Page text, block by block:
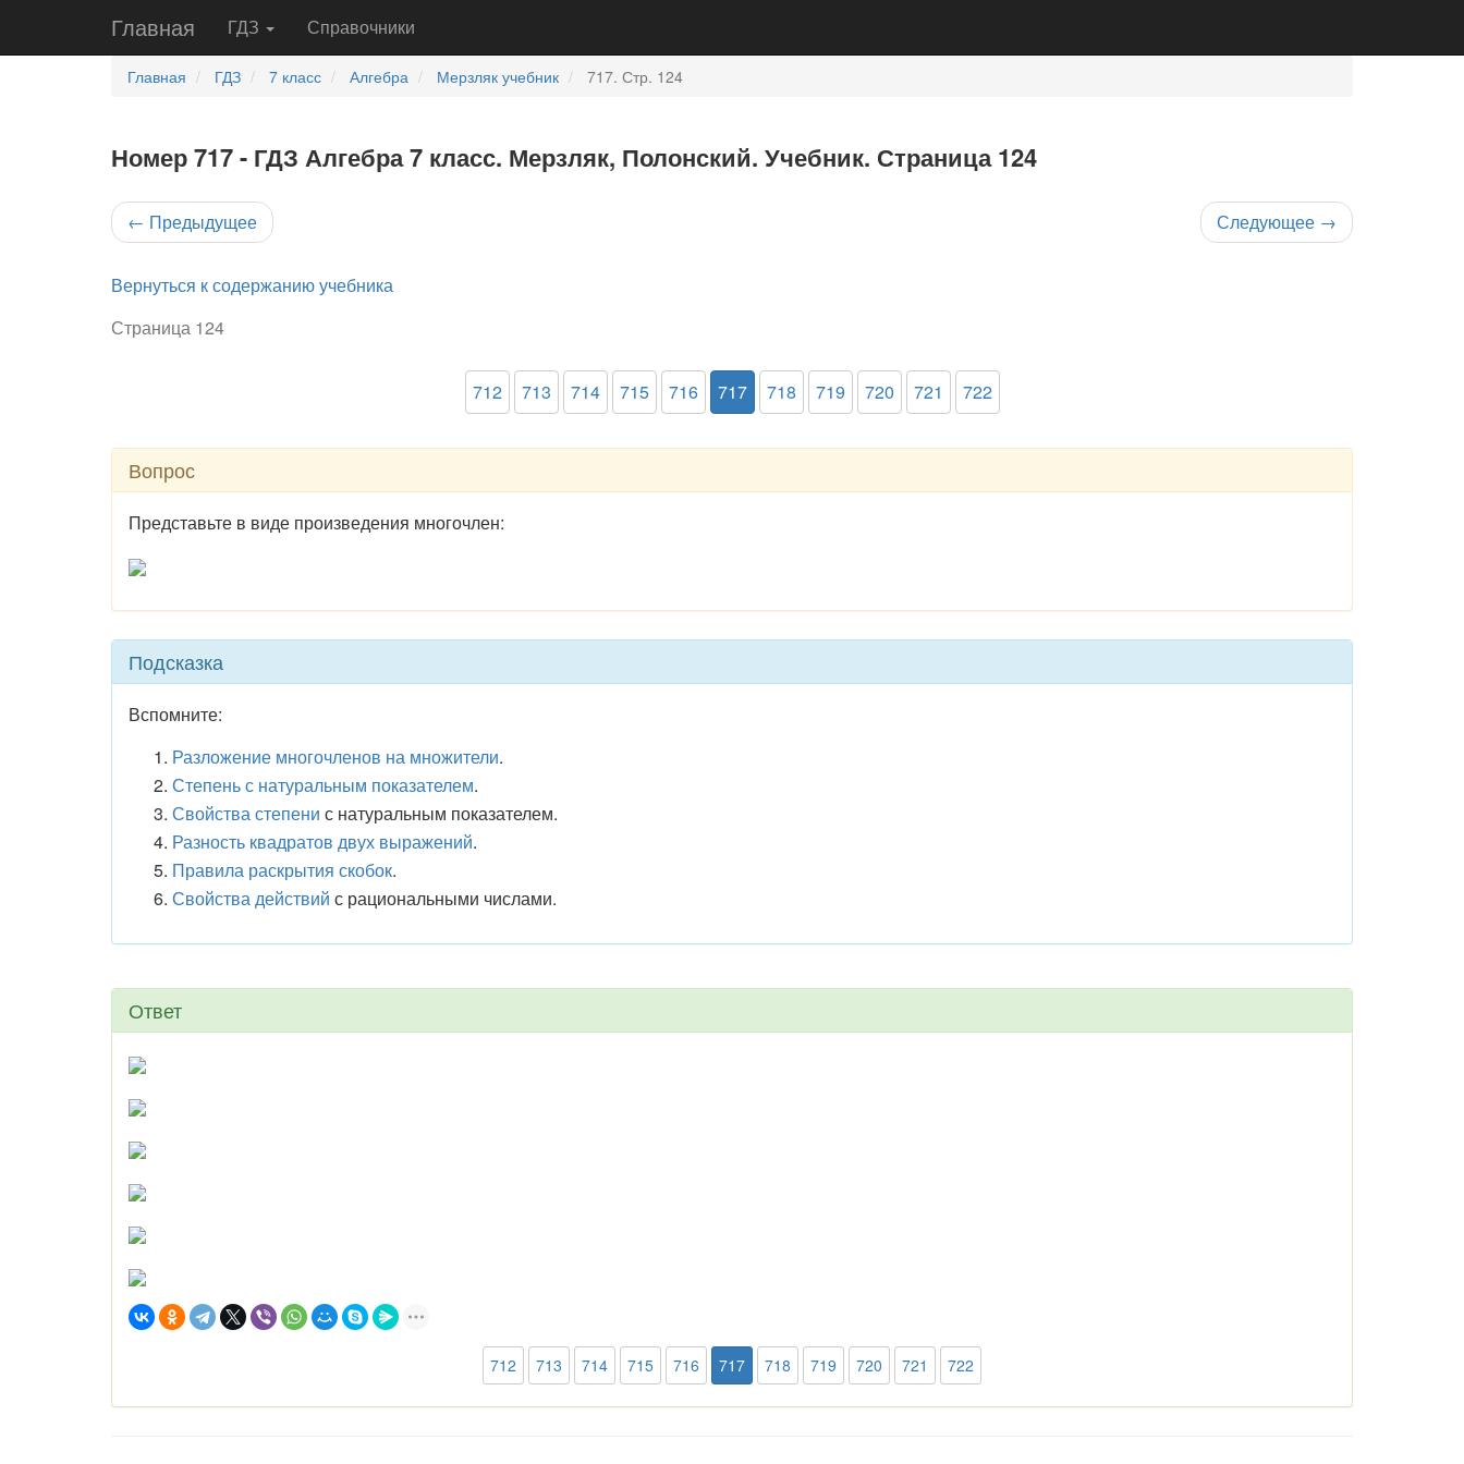
Главная ГДЗ Справочники
Главная ГДЗ 7 класс Алгебра Мерзляк учебник 717. Стр. 124
Номер 717 - ГДЗ Алгебра 7 класс. Мерзляк, Полонский. Учебник. Страница 124
← Предыдущее Следующее →
Вернуться к содержанию учебника
Страница 124
712 713 714 715 716 717 718 719 720 721 722
Вопрос
Представьте в виде произведения многочлен:
Подсказка
Вспомните:
Разложение многочленов на множители.
Степень с натуральным показателем.
Свойства степени с натуральным показателем.
Разность квадратов двух выражений.
Правила раскрытия скобок.
Свойства действий с рациональными числами.
Ответ
712 713 714 715 716 717 718 719 720 721 722